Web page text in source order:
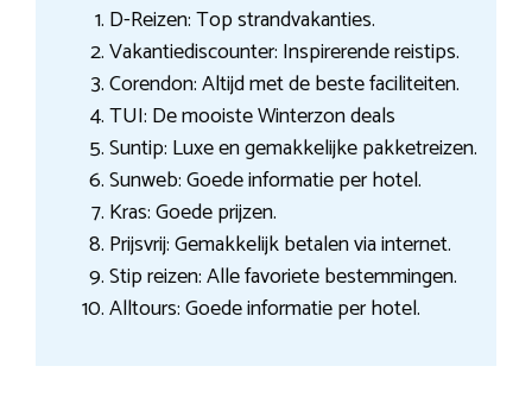
D-Reizen: Top strandvakanties.
Vakantiediscounter: Inspirerende reistips.
Corendon: Altijd met de beste faciliteiten.
TUI: De mooiste Winterzon deals
Suntip: Luxe en gemakkelijke pakketreizen.
Sunweb: Goede informatie per hotel.
Kras: Goede prijzen.
Prijsvrij: Gemakkelijk betalen via internet.
Stip reizen: Alle favoriete bestemmingen.
Alltours: Goede informatie per hotel.